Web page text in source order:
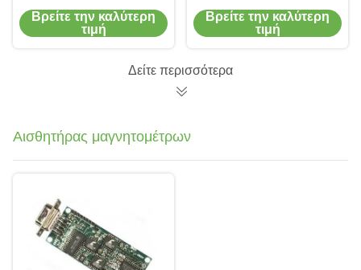
Αναζητητής 0,5
δευτερόλεπτα Υψηλή
Βρείτε την καλύτερη
τιμή
Βόρειος Αναζητητής
Γυροσκόπτης
Βρείτε την καλύτερη
τιμή
Δείτε περισσότερα
Αισθητήρας μαγνητομέτρων